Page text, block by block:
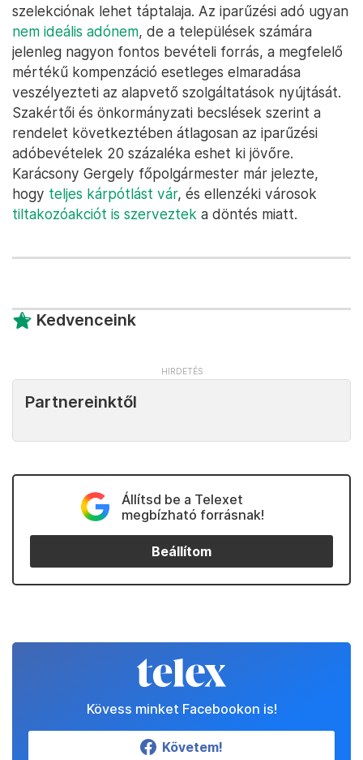
szelekciónak lehet táptalaja. Az iparűzési adó ugyan
nem ideális adónem, de a települések számára
jelenleg nagyon fontos bevételi forrás, a megfelelő
mértékű kompenzáció esetleges elmaradása
veszélyezteti az alapvető szolgáltatások nyújtását.
Szakértői és önkormányzati becslések szerint a
rendelet következtében átlagosan az iparűzési
adóbevételek 20 százaléka eshet ki jövőre.
Karácsony Gergely főpolgármester már jelezte,
hogy teljes kárpótlást vár, és ellenzéki városok
tiltakozóakciót is szerveztek a döntés miatt.
Kedvenceink
Partnereinktől
Állítsd be a Telexet
megbízható forrásnak!
Beállítom
Kövess minket Facebookon is!
Követem!